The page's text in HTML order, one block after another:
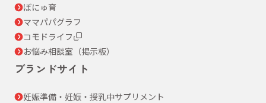
ぼにゅ育
ママパパグラフ
コモドライフ
お悩み相談室（掲示板）
ブランドサイト
妊娠準備・妊娠・授乳中サプリメント